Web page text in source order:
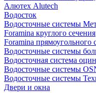
Алютех Alutech
Водосток
Водосточные системы
Foramina круглого сечения
Foramina прямоугольного
Водосточные системы
Водосточная система
Водосточные системы
Водосточные системы
Двери и окна